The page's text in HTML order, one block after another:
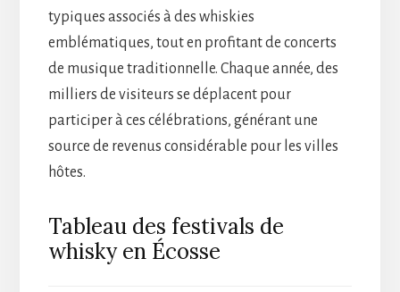
typiques associés à des whiskies
emblématiques, tout en profitant de concerts
de musique traditionnelle. Chaque année, des
milliers de visiteurs se déplacent pour
participer à ces célébrations, générant une
source de revenus considérable pour les villes
hôtes.
Tableau des festivals de
whisky en Écosse